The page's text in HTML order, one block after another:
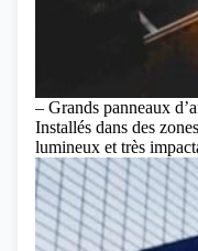
– Grands panneaux
Installés dans des
lumineux et très